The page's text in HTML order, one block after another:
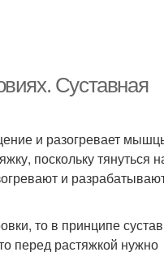
Суставная
и разогревает
поскольку тянуться
и
то в принципе
перед растяжкой нужно